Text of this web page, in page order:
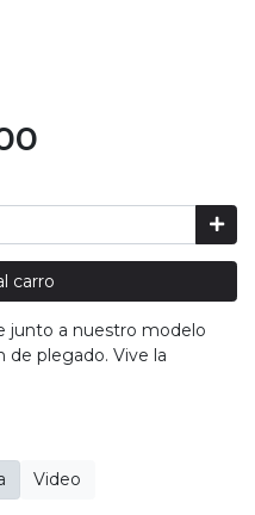
carro
junto a nuestro modelo
de plegado. Vive la
Video